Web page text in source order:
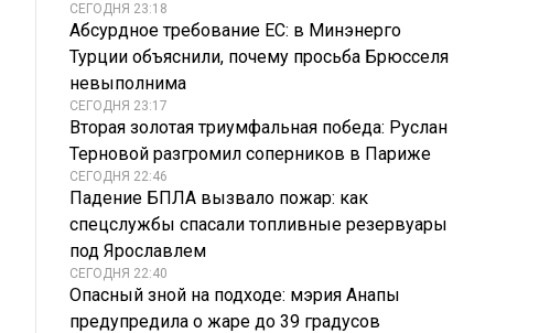
СЕГОДНЯ 23:18
Абсурдное требование ЕС: в Минэнерго
Турции объяснили, почему просьба Брюсселя
невыполнима
СЕГОДНЯ 23:17
Вторая золотая триумфальная победа: Руслан
Терновой разгромил соперников в Париже
СЕГОДНЯ 22:46
Падение БПЛА вызвало пожар: как
спецслужбы спасали топливные резервуары
под Ярославлем
СЕГОДНЯ 22:40
Опасный зной на подходе: мэрия Анапы
предупредила о жаре до 39 градусов